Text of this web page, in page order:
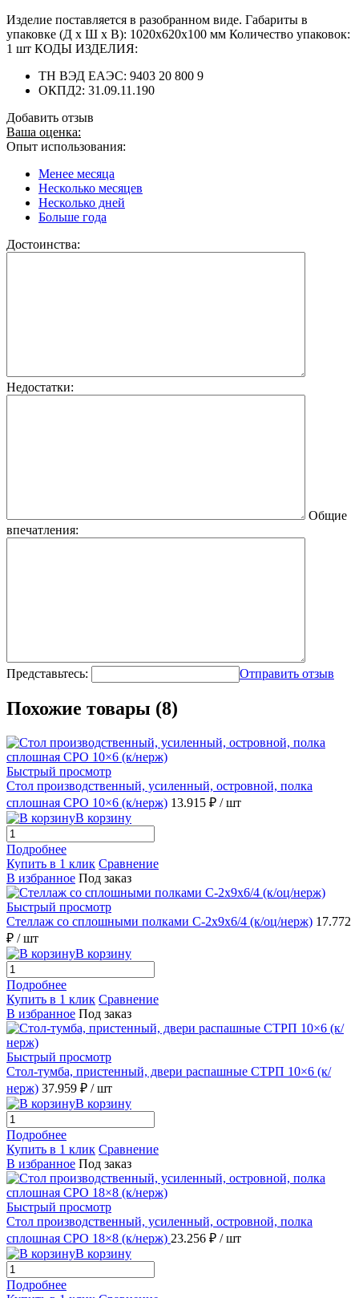
Изделие поставляется в разобранном виде. Габариты в
упаковке (Д х Ш х В): 1020х620х100 мм Количество упаковок:
1 шт КОДЫ ИЗДЕЛИЯ:
ТН ВЭД ЕАЭС: 9403 20 800 9
ОКПД2: 31.09.11.190
Добавить отзыв
Ваша оценка:
Опыт использования:
Менее месяца
Несколько месяцев
Несколько дней
Больше года
Достоинства:
Недостатки:
Общие
впечатления:
Представьтесь: Отправить отзыв
Похожие товары (8)
Быстрый просмотр
Стол производственный, усиленный, островной, полка
сплошная СРО 10×6 (к/нерж) 13.915 ₽ / шт
В корзину
Подробнее
Купить в 1 клик Сравнение
В избранное Под заказ
Быстрый просмотр
Стеллаж со сплошными полками С-2x9x6/4 (к/оц/нерж) 17.772
₽ / шт
В корзину
Подробнее
Купить в 1 клик Сравнение
В избранное Под заказ
Быстрый просмотр
Стол-тумба, пристенный, двери распашные СТРП 10×6 (к/
нерж) 37.959 ₽ / шт
В корзину
Подробнее
Купить в 1 клик Сравнение
В избранное Под заказ
Быстрый просмотр
Стол производственный, усиленный, островной, полка
сплошная СРО 18×8 (к/нерж) 23.256 ₽ / шт
В корзину
Подробнее